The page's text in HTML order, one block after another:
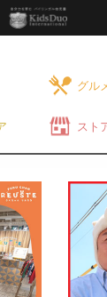
グル
スト